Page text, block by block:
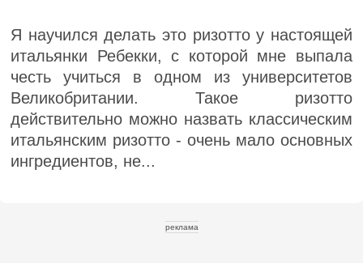
Я научился делать это ризотто у настоящей
итальянки Ребекки, с которой мне выпала
честь учиться в одном из университетов
Великобритании. Такое ризотто
действительно можно назвать классическим
итальянским ризотто - очень мало основных
ингредиентов, не...
реклама